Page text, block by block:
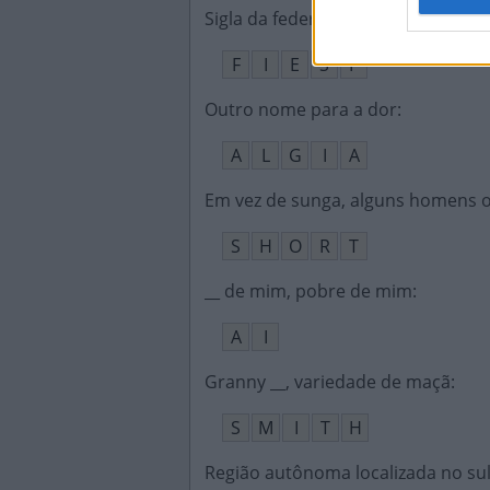
Sigla da federação que une
F
I E S
P
Outro nome para a dor:
A
L G I
A
Em vez de sunga, alguns homens
S
H O R
T
__ de mim, pobre de mim:
A
I
Granny __, variedade de maçã:
S
M I T
H
Região autônoma localizada no